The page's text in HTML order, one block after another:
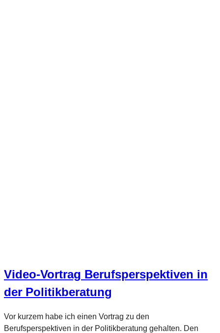
Video-Vortrag Berufsperspektiven in
der Politikberatung
Vor kurzem habe ich einen Vortrag zu den
Berufsperspektiven in der Politikberatung gehalten. Den